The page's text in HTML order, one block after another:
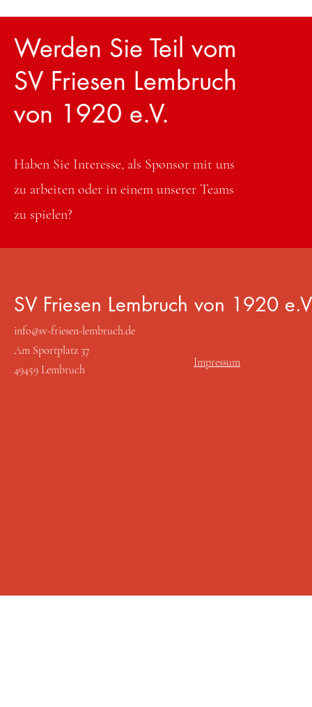
Werden Sie Teil vom
SV Friesen Lembruch
von 1920 e.V.
Haben Sie Interesse, als Sponsor mit uns
zu arbeiten oder in einem unserer Teams
zu spielen?
Kontaktieren Sie uns
SV Friesen Lembruch von 1920
info@sv-friesen-lembruch.de
Am Sportplatz 37
49459 Lembruch
Impressum